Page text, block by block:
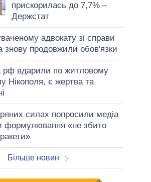
прискорилась до 7,7% –
Держстат
адвокату зі справи
знову продовжили обов'язки
рф вдарили по житловому
Нікополя, є жертва та
силах попросили медіа
формулювання «не збито
Більше новин